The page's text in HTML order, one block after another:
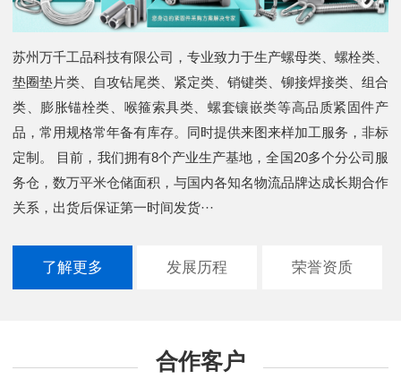
苏州万千工品科技有限公司，专业致力于生产螺母类、螺栓类、
垫圈垫片类、自攻钻尾类、紧定类、销键类、铆接焊接类、组合
类、膨胀锚栓类、喉箍索具类、螺套镶嵌类等高品质紧固件产
品，常用规格常年备有库存。同时提供来图来样加工服务，非标
定制。 目前，我们拥有8个产业生产基地，全国20多个分公司服
务仓，数万平米仓储面积，与国内各知名物流品牌达成长期合作
关系，出货后保证第一时间发货···
了解更多 发展历程 荣誉资质
合作客户